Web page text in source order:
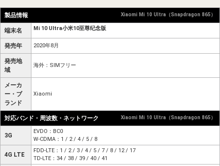
製品情報 Xiaomi Mi 10 Ultra（Snapdragon 865）
端末名 Mi 10 Ultra小米10至尊纪念版
発売年 2020年8月
発売地
域
海外：SIMフリー
メーカ
ー・ブ
ランド
Xiaomi
対応バンド・周波数・ネットワーク Xiaomi Mi 10 Ultra（Snapdragon 865）
3G
EVDO：BC0
W-CDMA：1 / 2 / 4 / 5 / 8
4G LTE
FDD-LTE：1 / 2 / 3 / 4 / 5 / 7 / 8 / 12 / 17
TD-LTE：34 / 38 / 39 / 40 / 41